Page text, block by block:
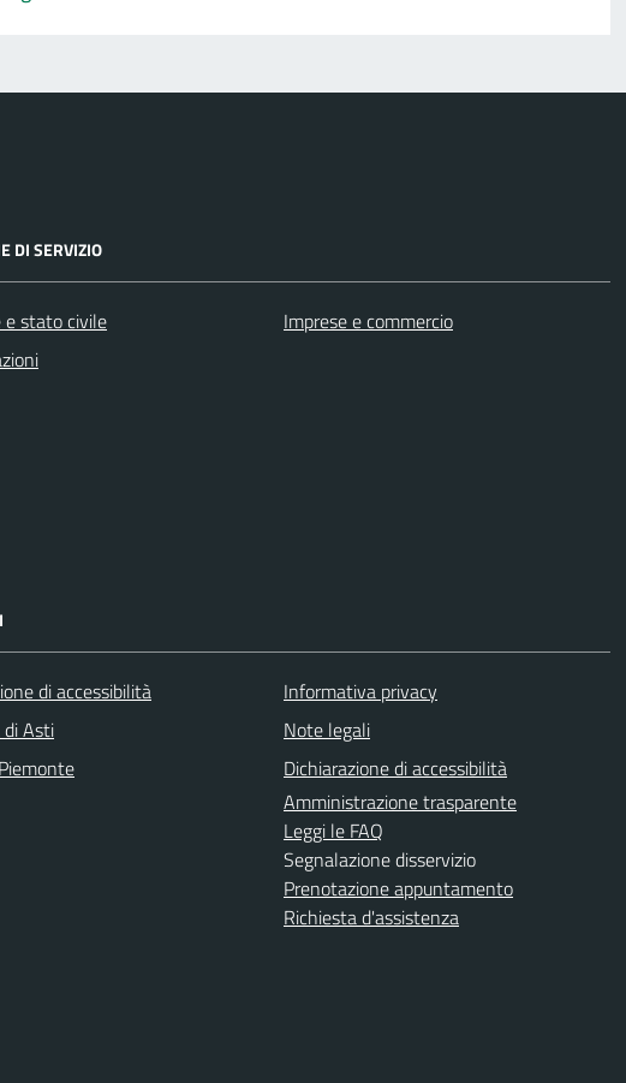
DI SERVIZIO
e stato civile
Imprese e commercio
di accessibilità
di Asti
Informativa privacy
Note legali
Dichiarazione di accessibilità
Amministrazione trasparente
Leggi le FAQ
Segnalazione disservizio
Prenotazione appuntamento
Richiesta d'assistenza